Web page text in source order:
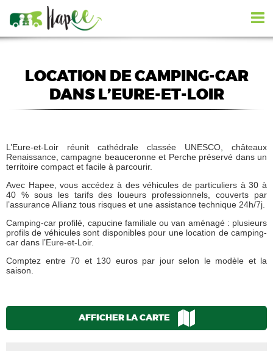
LOCATION DE CAMPING-CAR
DANS L’EURE-ET-LOIR
L’Eure-et-Loir réunit cathédrale classée UNESCO, châteaux
Renaissance, campagne beauceronne et Perche préservé dans un
territoire compact et facile à parcourir.
Avec Hapee, vous accédez à des véhicules de particuliers à 30 à
40 % sous les tarifs des loueurs professionnels, couverts par
l’assurance Allianz tous risques et une assistance technique 24h/7j.
Camping-car profilé, capucine familiale ou van aménagé : plusieurs
profils de véhicules sont disponibles pour une location de camping-
car dans l’Eure-et-Loir.
Comptez entre 70 et 130 euros par jour selon le modèle et la
saison.
AFFICHER LA CARTE